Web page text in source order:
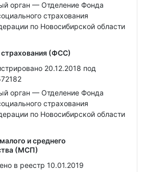
орган — Отделение Фонда
страхования
по Новосибирской области
(ФСС)
20.12.2018 под
орган — Отделение Фонда
страхования
по Новосибирской области
и среднего
(МСП)
в реестр 10.01.2019